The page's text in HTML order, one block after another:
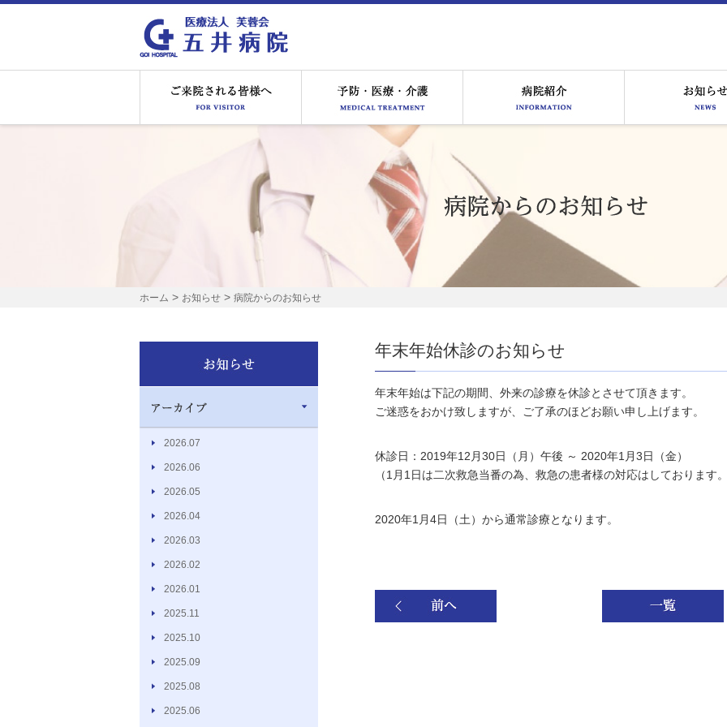
ホーム > お知らせ > 病院からのお知らせ
2026.07
2026.06
2026.05
2026.04
2026.03
2026.02
2026.01
2025.11
2025.10
2025.09
2025.08
2025.06
年末年始休診のお知らせ
年末年始は下記の期間、外来の診療を休診とさせて頂きます。
ご迷惑をおかけ致しますが、ご了承のほどお願い申し上げます。
休診日：2019年12月30日（月）午後 ～ 2020年1月3日（金）
（1月1日は二次救急当番の為、救急の患者様の対応はしております
2020年1月4日（土）から通常診療となります。